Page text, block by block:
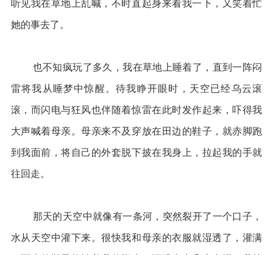
听见我在草地上乱喊，不时直起身来看我一下，又笑着忙
她的事去了。
也不知疯玩了多久，我在草地上睡着了，直到一阵闷
雷将我从睡梦中惊醒。待我睁开眼时，天空已经乌云滚
滚，而闪电与狂风也伴随着惊雷在此时发作起来，吓得我
大声喊着母亲。母亲来不及穿放在田边的鞋子，就赤脚跑
到我面前，将自己的外套脱下披在我身上，拉起我的手就
往回走。
那天的天空中就像有一条河，突然裂开了一个口子，
水从天空中灌下来。很快我和母亲的衣服就湿透了，灌满